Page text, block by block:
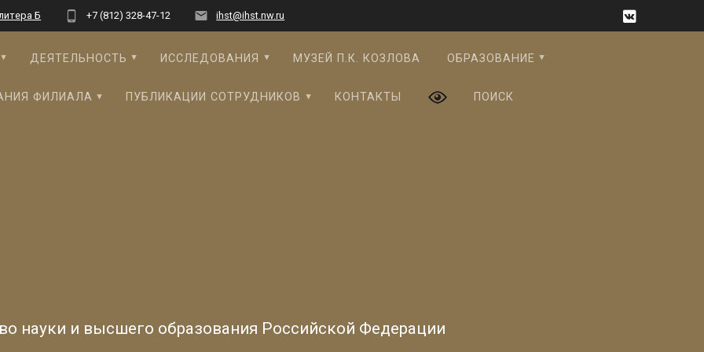
Б +7 (812) 328-47-12 ihst@ihst.nw.ru
ДЕЯТЕЛЬНОСТЬ ИССЛЕДОВАНИЯ МУЗЕЙ П.К. КОЗЛОВА ОБРАЗОВАНИЕ
ФИЛИАЛА ПУБЛИКАЦИИ СОТРУДНИКОВ КОНТАКТЫ ПОИСК
науки и высшего образования Российской Федерации